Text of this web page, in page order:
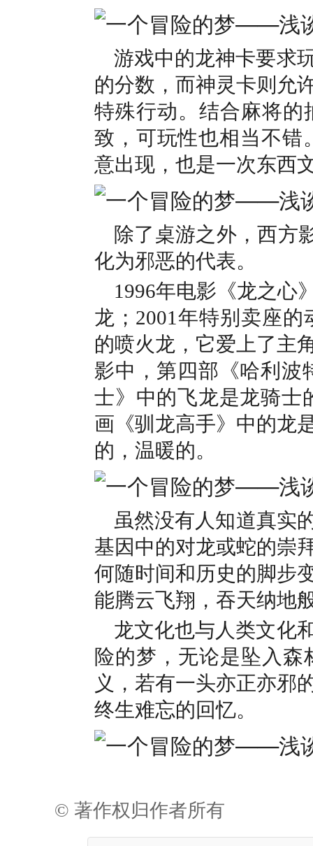
游戏中的龙神卡要求
的分数，而神灵卡则允
特殊行动。结合麻将的
致，可玩性也相当不错
意出现，也是一次东西
除了桌游之外，西方
化为邪恶的代表。
1996年电影《龙之心
龙；2001年特别卖座
的喷火龙，它爱上了主
影中，第四部《哈利波
士》中的飞龙是龙骑士
画《驯龙高手》中的龙
的，温暖的。
虽然没有人知道真实
基因中的对龙或蛇的崇
何随时间和历史的脚步
能腾云飞翔，吞天纳地
龙文化也与人类文化
险的梦，无论是坠入
义，若有一头亦正亦邪
终生难忘的回忆。
© 著作权归作者所有